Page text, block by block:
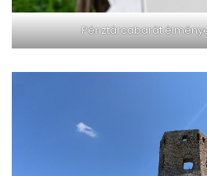
Pénztárcabarát